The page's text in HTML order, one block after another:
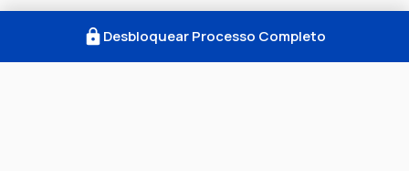
Desbloquear Processo Completo